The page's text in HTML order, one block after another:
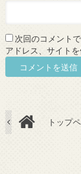
次回のコメント
アドレス、サイトを
トップ